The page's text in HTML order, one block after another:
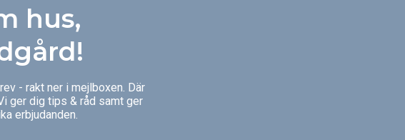
värmeutveckling.
hus,
- rakt ner i mejlboxen. Där
ger dig tips & råd samt ger
erbjudanden.